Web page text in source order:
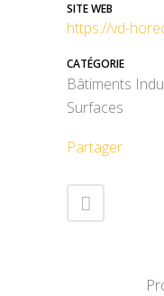
SITE WEB
https://vd-
CATÉGORIE
Bâtiments
Surfaces
Partager